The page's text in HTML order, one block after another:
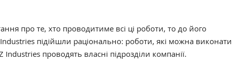
про те, хто проводитиме всі ці роботи, то до його
підійшли раціонально: роботи, які можна виконати
проводять власні підрозділи компанії.